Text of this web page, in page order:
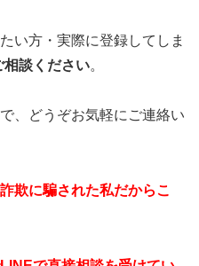
い方・実際に登録してしま
相談ください。
、どうぞお気軽にご連絡い
欺に騙された私だからこ